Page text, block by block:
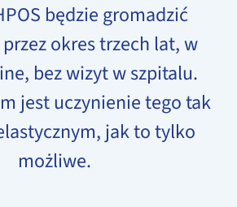
będzie gromadzić
okres trzech lat, w
bez wizyt w szpitalu.
jest uczynienie tego tak
jak to tylko
możliwe.